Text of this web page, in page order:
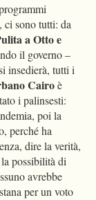
ci sono tutti: da
a Otto e
il governo –
insedierà, tutti i
Cairoè
i palinsesti:
poi la
perché ha
dire la verità,
possibilità di
avrebbe
per un voto